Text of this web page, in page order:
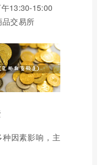
13:30-15:00
品交易所
因素影响，主